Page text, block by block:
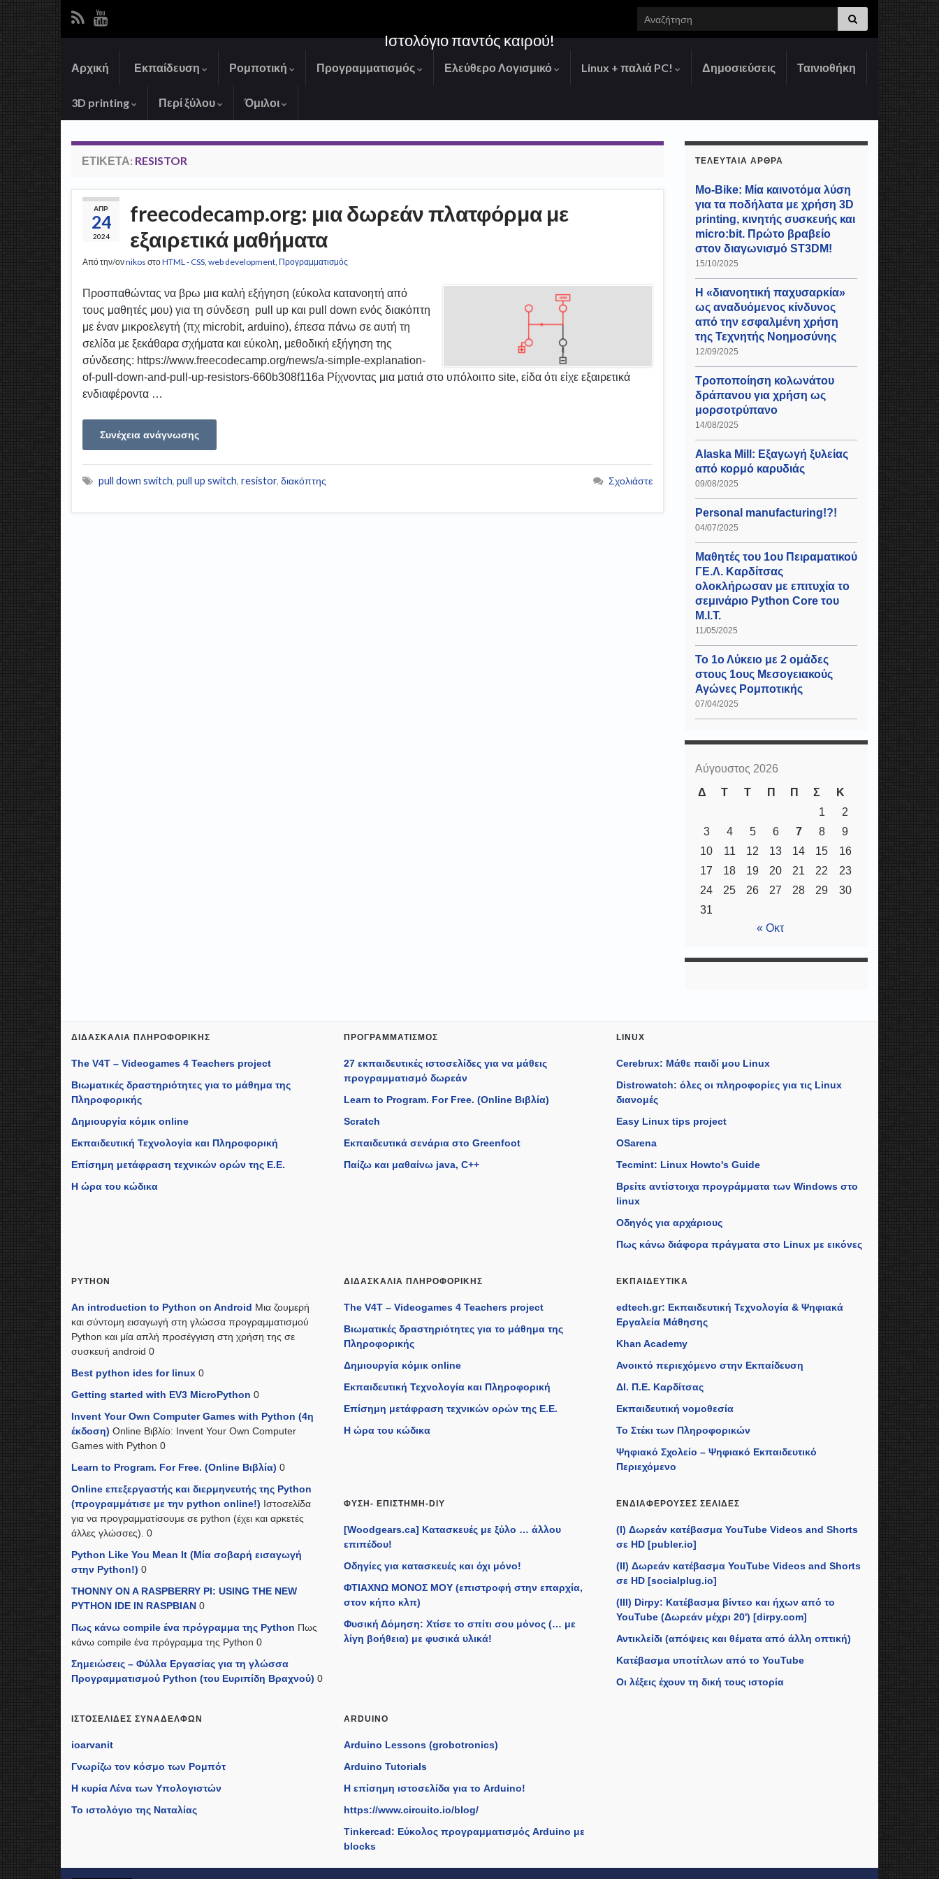
Search for:
Ιστολόγιο παντός καιρού!
Αρχική Εκπαίδευση Ρομποτική Προγραμματισμός Ελεύθερο Λογισμικό Linux + παλιά PC! Δημοσιεύσεις Ταινιοθήκη
3D printing Περί ξύλου Όμιλοι
ΕΤΙΚΈΤΑ: RESISTOR
ΑΠΡ
24
2024
freecodecamp.org: μια δωρεάν πλατφόρμα με
εξαιρετικά μαθήματα
Από την/ονnikos στοHTML - CSS, web development, Προγραμματισμός
Προσπαθώντας να βρω μια καλή εξήγηση (εύκολα κατανοητή από
τους μαθητές μου) για τη σύνδεση pull up και pull down ενός διακόπτη
με έναν μικροελεγτή (πχ microbit, arduino), έπεσα πάνω σε αυτή τη
σελίδα με ξεκάθαρα σχήματα και εύκολη, μεθοδική εξήγηση της
σύνδεσης: https://www.freecodecamp.org/news/a-simple-explanation-
of-pull-down-and-pull-up-resistors-660b308f116a Ρίχνοντας μια ματιά στο υπόλοιπο site, είδα ότι είχε εξαιρετικά
ενδιαφέροντα …
Συνέχεια ανάγνωσης
pull down switch, pull up switch, resistor, διακόπτης Σχολιάστε
ΤΕΛΕΥΤΑΊΑ ΆΡΘΡΑ
Mo-Bike: Μία καινοτόμα λύση
για τα ποδήλατα με χρήση 3D
printing, κινητής συσκευής και
micro:bit. Πρώτο βραβείο
στον διαγωνισμό ST3DM!
15/10/2025
Η «διανοητική παχυσαρκία»
ως αναδυόμενος κίνδυνος
από την εσφαλμένη χρήση
της Τεχνητής Νοημοσύνης
12/09/2025
Τροποποίηση κολωνάτου
δράπανου για χρήση ως
μορσοτρύπανο
14/08/2025
Alaska Mill: Εξαγωγή ξυλείας
από κορμό καρυδιάς
09/08/2025
Personal manufacturing!?!
04/07/2025
Μαθητές του 1ου Πειραματικού
ΓΕ.Λ. Καρδίτσας
ολοκλήρωσαν με επιτυχία το
σεμινάριο Python Core του
Μ.Ι.Τ.
11/05/2025
Το 1ο Λύκειο με 2 ομάδες
στους 1ους Μεσογειακούς
Αγώνες Ρομποτικής
07/04/2025
Αύγουστος 2026
Δ
Τ Τ Π Π Σ
Κ
1
2
3
4 5 6 7 8
9
10
11 12 13 14 15
16
17
18 19 20 21 22
23
24
25 26 27 28 29
30
31
« Οκτ
ΔΙΔΑΣΚΑΛΊΑ ΠΛΗΡΟΦΟΡΙΚΉΣ
The V4T – Videogames 4 Teachers project
Βιωματικές δραστηριότητες για το μάθημα της
Πληροφορικής
Δημιουργία κόμικ online
Εκπαιδευτική Τεχνολογία και Πληροφορική
Επίσημη μετάφραση τεχνικών ορών της Ε.Ε.
Η ώρα του κώδικα
ΠΡΟΓΡΑΜΜΑΤΙΣΜΌΣ
27 εκπαιδευτικές ιστοσελίδες για να μάθεις
προγραμματισμό δωρεάν
Learn to Program. For Free. (Online Βιβλία)
Scratch
Εκπαιδευτικά σενάρια στο Greenfoot
Παίζω και μαθαίνω java, C++
LINUX
Cerebrux: Μάθε παιδί μου Linux
Distrowatch: όλες οι πληροφορίες για τις Linux
διανομές
Easy Linux tips project
OSarena
Tecmint: Linux Howto's Guide
Βρείτε αντίστοιχα προγράμματα των Windows στο
linux
Οδηγός για αρχάριους
Πως κάνω διάφορα πράγματα στο Linux με εικόνες
PYTHON
An introduction to Python on Android Μια ζουμερή
και σύντομη εισαγωγή στη γλώσσα προγραμματισμού
Python και μία απλή προσέγγιση στη χρήση της σε
συσκευή android 0
Best python ides for linux 0
Getting started with EV3 MicroPython 0
Invent Your Own Computer Games with Python (4η
έκδοση) Online Βιβλίο: Invent Your Own Computer
Games with Python 0
Learn to Program. For Free. (Online Βιβλία) 0
Online επεξεργαστής και διερμηνευτής της Python
(προγραμμάτισε με την python online!) Ιστοσελίδα
για να προγραμματίσουμε σε python (έχει και αρκετές
άλλες γλώσσες). 0
Python Like You Mean It (Mία σοβαρή εισαγωγή
στην Python!) 0
THONNY ON A RASPBERRY PI: USING THE NEW
PYTHON IDE IN RASPBIAN 0
Πως κάνω compile ένα πρόγραμμα της Python Πως
κάνω compile ένα πρόγραμμα της Python 0
Σημειώσεις – Φύλλα Εργασίας για τη γλώσσα
Προγραμματισμού Python (του Ευριπίδη Βραχνού) 0
ΔΙΔΑΣΚΑΛΊΑ ΠΛΗΡΟΦΟΡΙΚΉΣ
The V4T – Videogames 4 Teachers project
Βιωματικές δραστηριότητες για το μάθημα της
Πληροφορικής
Δημιουργία κόμικ online
Εκπαιδευτική Τεχνολογία και Πληροφορική
Επίσημη μετάφραση τεχνικών ορών της Ε.Ε.
Η ώρα του κώδικα
ΕΚΠΑΙΔΕΥΤΙΚΆ
edtech.gr: Εκπαιδευτική Τεχνολογία & Ψηφιακά
Εργαλεία Μάθησης
Khan Academy
Ανοικτό περιεχόμενο στην Εκπαίδευση
ΔΙ. Π.Ε. Καρδίτσας
Εκπαιδευτική νομοθεσία
Το Στέκι των Πληροφορικών
Ψηφιακό Σχολείο – Ψηφιακό Εκπαιδευτικό
Περιεχόμενο
ΦΎΣΗ- ΕΠΙΣΤΉΜΗ-DIY
[Woodgears.ca] Κατασκευές με ξύλο … άλλου
επιπέδου!
Οδηγίες για κατασκευές και όχι μόνο!
ΦΤΙΑΧΝΩ ΜΟΝΟΣ ΜΟΥ (επιστροφή στην επαρχία,
στον κήπο κλπ)
Φυσική Δόμηση: Χτίσε το σπίτι σου μόνος (… με
λίγη βοήθεια) με φυσικά υλικά!
ΕΝΔΙΑΦΈΡΟΥΣΕΣ ΣΕΛΊΔΕΣ
(I) Δωρεάν κατέβασμα YouTube Videos and Shorts
σε HD [publer.io]
(II) Δωρεάν κατέβασμα YouTube Videos and Shorts
σε HD [socialplug.io]
(III) Dirpy: Κατέβασμα βίντεο και ήχων από το
YouTube (Δωρεάν μέχρι 20') [dirpy.com]
Αντικλείδι (απόψεις και θέματα από άλλη οπτική)
Κατέβασμα υποτίτλων από το YouTube
Οι λέξεις έχουν τη δική τους ιστορία
ΙΣΤΟΣΕΛΊΔΕΣ ΣΥΝΑΔΈΛΦΩΝ
ioarvanit
Γνωρίζω τον κόσμο των Ρομπότ
Η κυρία Λένα των Υπολογιστών
Το ιστολόγιο της Ναταλίας
ARDUINO
Arduino Lessons (grobotronics)
Arduino Tutorials
H επίσημη ιστοσελίδα για το Arduino!
https://www.circuito.io/blog/
Tinkercad: Εύκολος προγραμματισμός Arduino με
blocks